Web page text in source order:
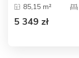
85,15 m²
5 349 zł